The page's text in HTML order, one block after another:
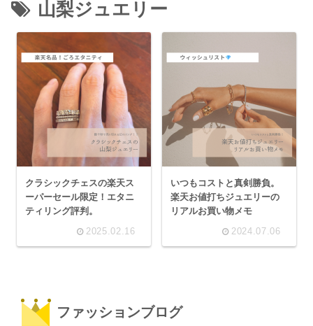
山梨ジュエリー
クラシックチェスの楽天ス
ーパーセール限定！エタニ
ティリング評判。
2025.02.16
いつもコストと真剣勝負。
楽天お値打ちジュエリーの
リアルお買い物メモ
2024.07.06
ファッションブログ